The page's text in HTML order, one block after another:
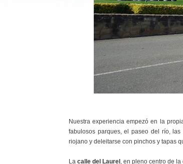
Nuestra experiencia empezó en la
fabulosos parques, el paseo del río,
riojano y deleitarse con pinchos y tapas
Lacalle del Laurel , en pleno centro de